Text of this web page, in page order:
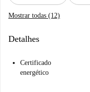
Mostrar todas (12)
Detalhes
Certificado
energético